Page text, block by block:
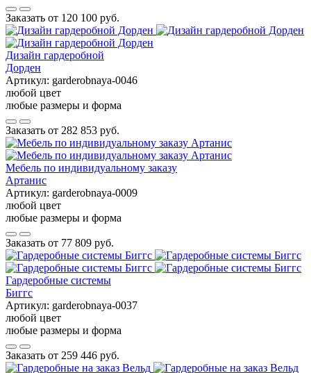
Заказать от 120 100 руб.
Дизайн гардеробной
Дорден
Артикул: garderobnaya-0046
любой цвет
любые размеры и форма
Заказать от 282 853 руб.
Мебель по индивидуальному заказу
Артанис
Артикул: garderobnaya-0009
любой цвет
любые размеры и форма
Заказать от 77 809 руб.
Гардеробные системы
Биггс
Артикул: garderobnaya-0037
любой цвет
любые размеры и форма
Заказать от 259 446 руб.